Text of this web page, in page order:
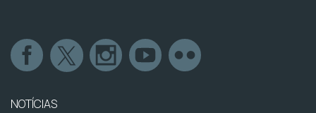
NOTÍCIAS